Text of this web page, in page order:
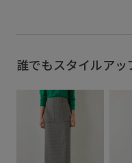
誰でもスタイルアッ